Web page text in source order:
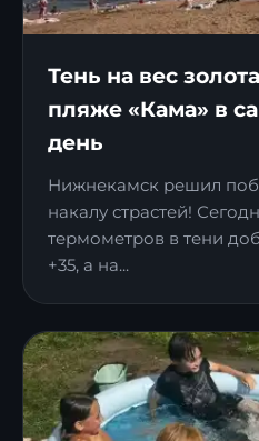
Тень на вес
пляже «Кама» в
день
Нижнекамск решил
накалу страстей!
термометров в тени
+35, а на...